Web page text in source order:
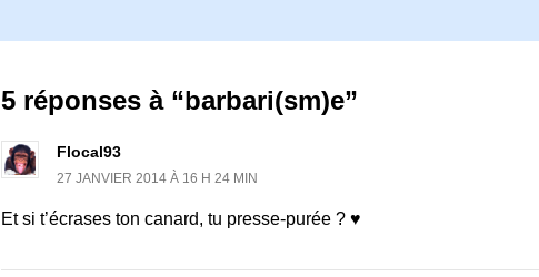
5 réponses à “barbari(sm)e”
Flocal93
27 JANVIER 2014 À 16 H 24 MIN
Et si t’écrases ton canard, tu presse-purée ? ♥